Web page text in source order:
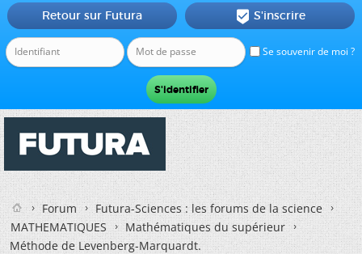
Se souvenir de moi ?
Retour sur Futura  S'inscrire
Forum
Futura-Sciences : les forums de la science
MATHEMATIQUES
Mathématiques du supérieur
Méthode de Levenberg-Marquardt.